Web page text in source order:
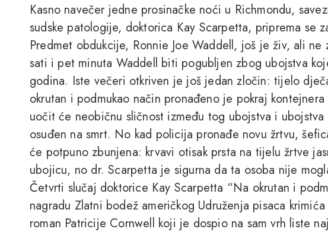
Kasno navečer jedne prosinačke noći u Richmondu,
sudske patologije, doktorica Kay Scarpetta, priprema se
Predmet obdukcije, Ronnie Joe Waddell, još je živ, ali ne
sati i pet minuta Waddell biti pogubljen zbog ubojstva
godina. Iste večeri otkriven je još jedan zločin: tijelo
okrutan i podmukao način pronađeno je pokraj
uočit će neobičnu sličnost između tog ubojstva i
osuđen na smrt. No kad policija pronađe novu žrtvu,
će potpuno zbunjena: krvavi otisak prsta na tijelu žrtve
ubojicu, no dr. Scarpetta je sigurna da ta osoba nije
Četvrti slučaj doktorice Kay Scarpetta “Na okrutan i
nagradu Zlatni bodež američkog Udruženja pisaca
roman Patricije Cornwell koji je dospio na sam vrh liste